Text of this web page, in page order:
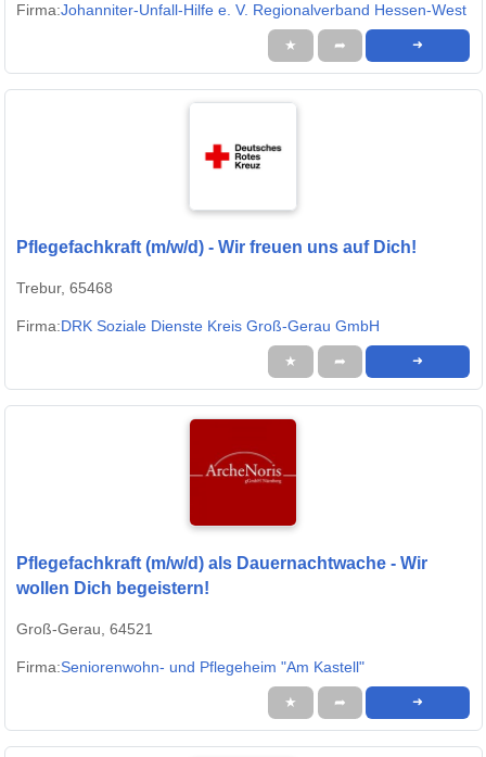
Firma:Johanniter-Unfall-Hilfe e. V. Regionalverband Hessen-West
★ ➦ ➜
Pflegefachkraft (m/w/d) - Wir freuen uns auf Dich!
Trebur, 65468
Firma:DRK Soziale Dienste Kreis Groß-Gerau GmbH
★ ➦ ➜
Pflegefachkraft (m/w/d) als Dauernachtwache - Wir
wollen Dich begeistern!
Groß-Gerau, 64521
Firma:Seniorenwohn- und Pflegeheim "Am Kastell"
★ ➦ ➜